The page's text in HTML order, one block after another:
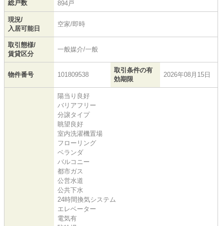
総戸数 894戸
現況/
入居可能日
空家/即時
取引態様/
賃貸区分
一般媒介/一般
物件番号 101809538
取引条件の有
効期限
2026年08月15日
陽当り良好
バリアフリー
分譲タイプ
眺望良好
室内洗濯機置場
フローリング
ベランダ
バルコニー
都市ガス
公営水道
公共下水
24時間換気システム
エレベーター
電気有